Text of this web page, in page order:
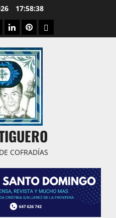
17:58:39
LinkedPinterestDribbble
COFRADÍAS